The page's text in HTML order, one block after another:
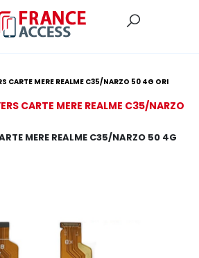
CARTE MERE REALME C35/NARZO 50 4G ORI
CARTE MERE REALME C35/NARZO
MERE REALME C35/NARZO 50 4G